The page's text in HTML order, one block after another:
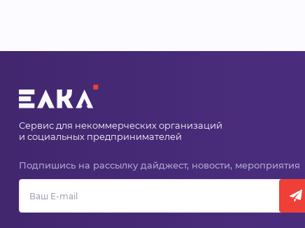
Сервис для некоммерческих организаций
и социальных предпринимателей
Подпишись на рассылку дайджест, новости, мероприятия